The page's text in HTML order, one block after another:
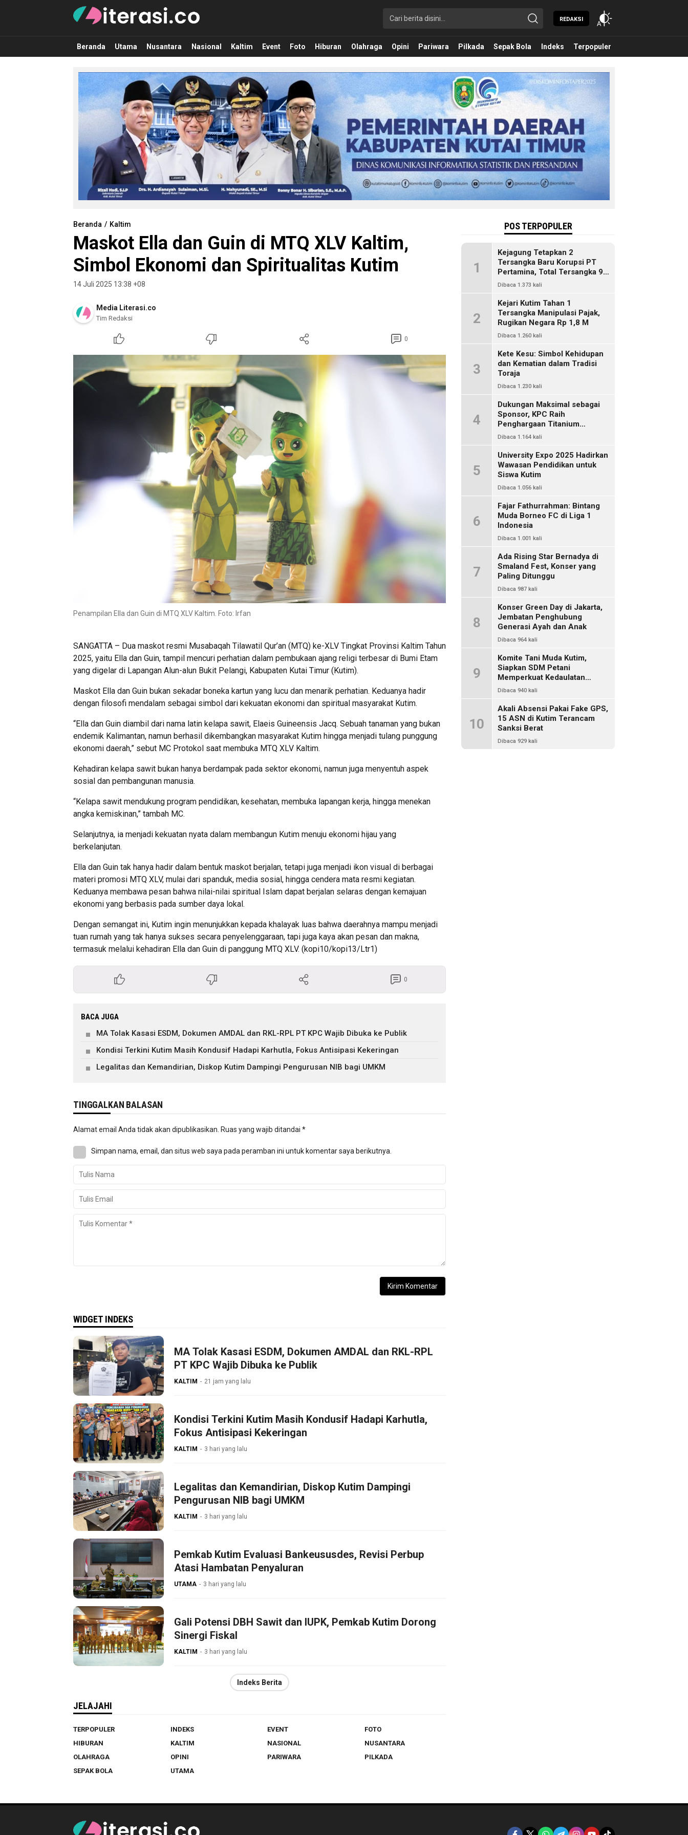
Literasi.co
Pilar Informasi
REDAKSI
Beranda Utama Nusantara Nasional Kaltim Event Foto Hiburan Olahraga Opini Pariwara Pilkada Sepak Bola Indeks Terpopuler
Beranda Kaltim
Maskot Ella dan Guin di MTQ XLV Kaltim,
Simbol Ekonomi dan Spiritualitas Kutim
14 Juli 2025 13:38 +08
Media Literasi.co
Tim Redaksi
0
Penampilan Ella dan Guin di MTQ XLV Kaltim. Foto: Irfan
SANGATTA – Dua maskot resmi Musabaqah Tilawatil Qur’an (MTQ) ke-XLV Tingkat Provinsi Kaltim Tahun
2025, yaitu Ella dan Guin, tampil mencuri perhatian dalam pembukaan ajang religi terbesar di Bumi Etam
yang digelar di Lapangan Alun-alun Bukit Pelangi, Kabupaten Kutai Timur (Kutim).
Maskot Ella dan Guin bukan sekadar boneka kartun yang lucu dan menarik perhatian. Keduanya hadir
dengan filosofi mendalam sebagai simbol dari kekuatan ekonomi dan spiritual masyarakat Kutim.
“Ella dan Guin diambil dari nama latin kelapa sawit, Elaeis Guineensis Jacq. Sebuah tanaman yang bukan
endemik Kalimantan, namun berhasil dikembangkan masyarakat Kutim hingga menjadi tulang punggung
ekonomi daerah,” sebut MC Protokol saat membuka MTQ XLV Kaltim.
Kehadiran kelapa sawit bukan hanya berdampak pada sektor ekonomi, namun juga menyentuh aspek
sosial dan pembangunan manusia.
“Kelapa sawit mendukung program pendidikan, kesehatan, membuka lapangan kerja, hingga menekan
angka kemiskinan,” tambah MC.
Selanjutnya, ia menjadi kekuatan nyata dalam membangun Kutim menuju ekonomi hijau yang
berkelanjutan.
Ella dan Guin tak hanya hadir dalam bentuk maskot berjalan, tetapi juga menjadi ikon visual di berbagai
materi promosi MTQ XLV, mulai dari spanduk, media sosial, hingga cendera mata resmi kegiatan.
Keduanya membawa pesan bahwa nilai-nilai spiritual Islam dapat berjalan selaras dengan kemajuan
ekonomi yang berbasis pada sumber daya lokal.
Dengan semangat ini, Kutim ingin menunjukkan kepada khalayak luas bahwa daerahnya mampu menjadi
tuan rumah yang tak hanya sukses secara penyelenggaraan, tapi juga kaya akan pesan dan makna,
termasuk melalui kehadiran Ella dan Guin di panggung MTQ XLV. (kopi10/kopi13/Ltr1)
0
BACA JUGA
MA Tolak Kasasi ESDM, Dokumen AMDAL dan RKL-RPL PT KPC Wajib Dibuka ke Publik
Kondisi Terkini Kutim Masih Kondusif Hadapi Karhutla, Fokus Antisipasi Kekeringan
Legalitas dan Kemandirian, Diskop Kutim Dampingi Pengurusan NIB bagi UMKM
TINGGALKAN BALASAN
Alamat email Anda tidak akan dipublikasikan. Ruas yang wajib ditandai *
Simpan nama, email, dan situs web saya pada peramban ini untuk komentar saya berikutnya.
WIDGET INDEKS
MA Tolak Kasasi ESDM, Dokumen AMDAL dan RKL-RPL
PT KPC Wajib Dibuka ke Publik
KALTIM 21 jam yang lalu
Kondisi Terkini Kutim Masih Kondusif Hadapi Karhutla,
Fokus Antisipasi Kekeringan
KALTIM 3 hari yang lalu
Legalitas dan Kemandirian, Diskop Kutim Dampingi
Pengurusan NIB bagi UMKM
KALTIM 3 hari yang lalu
Pemkab Kutim Evaluasi Bankeususdes, Revisi Perbup
Atasi Hambatan Penyaluran
UTAMA 3 hari yang lalu
Gali Potensi DBH Sawit dan IUPK, Pemkab Kutim Dorong
Sinergi Fiskal
KALTIM 3 hari yang lalu
Indeks Berita
JELAJAHI
TERPOPULER INDEKS EVENT
FOTO
HIBURAN
KALTIM NASIONAL
NUSANTARA
OLAHRAGA
OPINI PARIWARA
PILKADA
SEPAK BOLA
UTAMA
POS TERPOPULER
1
Kejagung Tetapkan 2
Tersangka Baru Korupsi PT
Pertamina, Total Tersangka 9
Orang
Dibaca 1.373 kali
2
Kejari Kutim Tahan 1
Tersangka Manipulasi Pajak,
Rugikan Negara Rp 1,8 M
Dibaca 1.260 kali
3
Kete Kesu: Simbol Kehidupan
dan Kematian dalam Tradisi
Toraja
Dibaca 1.230 kali
4
Dukungan Maksimal sebagai
Sponsor, KPC Raih
Penghargaan Titanium
Pemkab Kutim
Dibaca 1.164 kali
5
University Expo 2025 Hadirkan
Wawasan Pendidikan untuk
Siswa Kutim
Dibaca 1.056 kali
6
Fajar Fathurrahman: Bintang
Muda Borneo FC di Liga 1
Indonesia
Dibaca 1.001 kali
7
Ada Rising Star Bernadya di
Smaland Fest, Konser yang
Paling Ditunggu
Dibaca 987 kali
8
Konser Green Day di Jakarta,
Jembatan Penghubung
Generasi Ayah dan Anak
Dibaca 964 kali
9
Komite Tani Muda Kutim,
Siapkan SDM Petani
Memperkuat Kedaulatan
Pangan
Dibaca 940 kali
10
Akali Absensi Pakai Fake GPS,
15 ASN di Kutim Terancam
Sanksi Berat
Dibaca 929 kali